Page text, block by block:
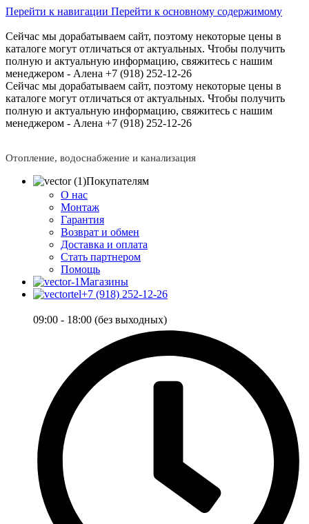
Перейти к навигации Перейти к основному содержимому
Сейчас мы дорабатываем сайт, поэтому некоторые цены в
каталоге могут отличаться от актуальных. Чтобы получить
полную и актуальную информацию, свяжитесь с нашим
менеджером - Алена +7 (918) 252-12-26
Сейчас мы дорабатываем сайт, поэтому некоторые цены в
каталоге могут отличаться от актуальных. Чтобы получить
полную и актуальную информацию, свяжитесь с нашим
менеджером - Алена +7 (918) 252-12-26
Отопление, водоснабжение и канализация
Покупателям
О нас
Монтаж
Гарантия
Возврат и обмен
Доставка и оплата
Стать партнером
Помощь
Магазины
+7 (918) 252-12-26
09:00 - 18:00 (без выходных)